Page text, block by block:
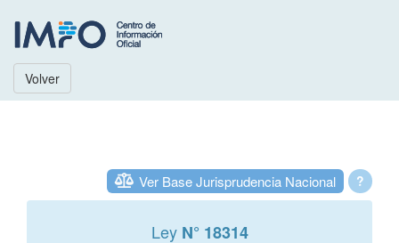
Volver
?
Ver Base Jurisprudencia Nacional
Ley N° 18314